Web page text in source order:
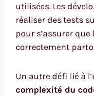
utilisées. Les
réaliser des tests
pour s’assurer
correctement
Un autre défi lié à
complexité du